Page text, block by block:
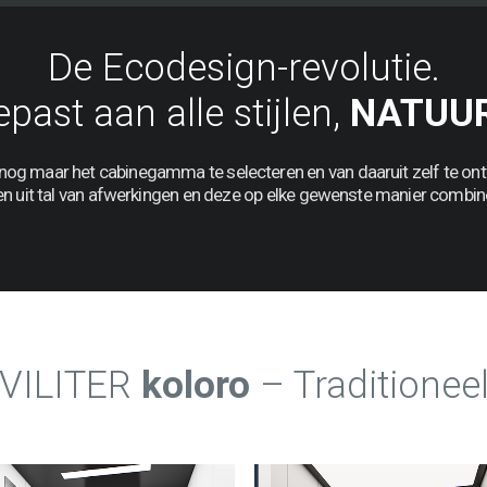
De Ecodesign-revolutie.
aan alle stijlen,
maar het cabinegammateselecteren en van daaruit zelf te
uittal van afwerkingen en deze op elke gewenste manier
koloro –